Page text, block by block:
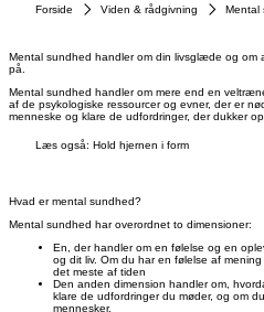
Forside Viden & rådgivning Mental
Mental sundhed handler om din livsglæde og om
på.
Mental sundhed handler om mere end en
af de psykologiske ressourcer og evner, der er
menneske og klare de udfordringer, der dukker
Læs også: Hold hjernen i form
Hvad er mental sundhed?
Mental sundhed har overordnet to dimensioner:
En, der handler om en følelse og en
og dit liv. Om du har en følelse af
det meste af tiden
Den anden dimension handler om,
klare de udfordringer du møder, og om
mennesker.